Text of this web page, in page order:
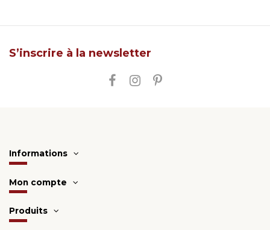
S’inscrire à la newsletter
Informations
Mon compte
Produits